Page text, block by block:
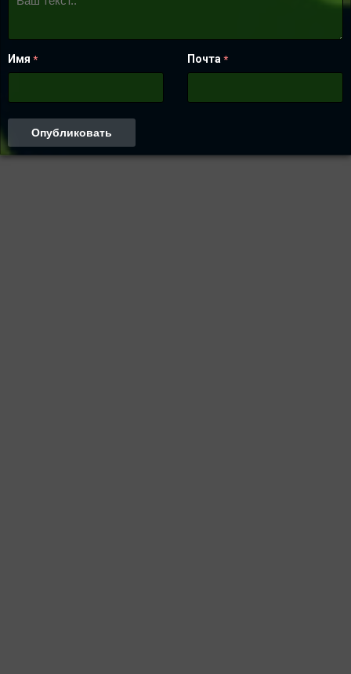
Имя * Почта *